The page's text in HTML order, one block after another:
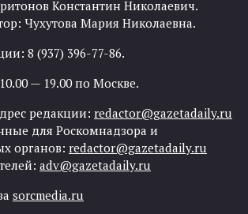
Константин Николаевич.
Чухутова Мария Николаевна.
8 (937) 396-77-86.
— 19.00 по Москве.
редакции: redactor@gazetadaily.ru
для Роскомнадзора и
органов: redactor@gazetadaily.ru
adv@gazetadaily.ru
sorcmedia.ru